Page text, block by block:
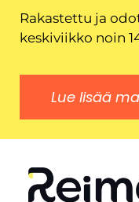
Rakastettu ja
keskiviikko noin
Lue lisää